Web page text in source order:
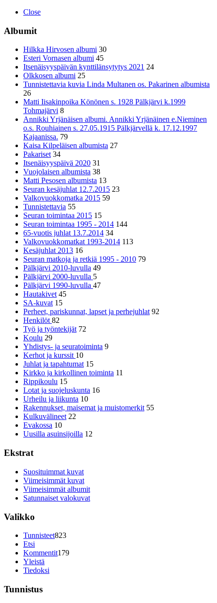
Close
Albumit
Hilkka Hirvosen albumi 30
Esteri Vornasen albumi 45
Itsenäisyyspäivän kynttilänsytytys 2021 24
Olkkosen albumi 25
Tunnistettavia kuvia Linda Multanen os. Pakarinen albumista
26
Matti Iisakinpoika Könönen s. 1928 Pälkjärvi k.1999
Tohmajärvi 8
Annikki Yrjänäisen albumi. Annikki Yrjänäinen e.Nieminen
o.s. Rouhiainen s. 27.05.1915 Pälkjärvellä k. 17.12.1997
Kajaanissa. 79
Kaisa Kilpeläisen albumista 27
Pakariset 34
Itsenäisyyspäivä 2020 31
Vuojolaisen albumista 38
Matti Pesosen albumista 13
Seuran kesäjuhlat 12.7.2015 23
Valkovuokkomatka 2015 59
Tunnistettavia 55
Seuran toimintaa 2015 15
Seuran toimintaa 1995 - 2014 144
65-vuotis juhlat 13.7.2014 34
Valkovuokkomatkat 1993-2014 113
Kesäjuhlat 2013 16
Seuran matkoja ja retkiä 1995 - 2010 79
Pälkjärvi 2010-luvulla 49
Pälkjärvi 2000-luvulla 5
Pälkjärvi 1990-luvulla 47
Hautakivet 45
SA-kuvat 15
Perheet, pariskunnat, lapset ja perhejuhlat 92
Henkilöt82
Työ ja työntekijät 72
Koulu 29
Yhdistys- ja seuratoiminta 9
Kerhot ja kurssit 10
Juhlat ja tapahtumat 15
Kirkko ja kirkollinen toiminta 11
Rippikoulu 15
Lotat ja suojeluskunta 16
Urheilu ja liikunta 10
Rakennukset, maisemat ja muistomerkit 55
Kulkuvälineet 22
Evakossa 10
Uusilla asuinsijoilla 12
Ekstrat
Suosituimmat kuvat
Viimeisimmät kuvat
Viimeisimmät albumit
Satunnaiset valokuvat
Valikko
Tunnisteet823
Etsi
Kommentit179
Yleistä
Tiedoksi
Tunnistus